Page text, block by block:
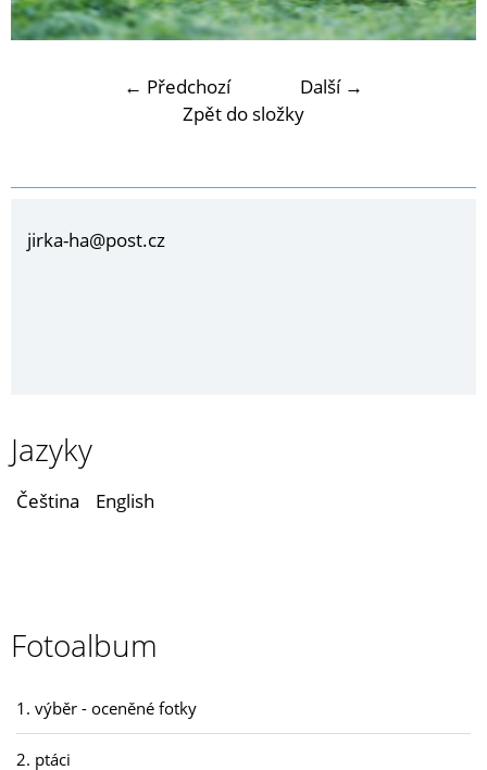
← Předchozí
Další →
Zpět do složky
jirka-ha@post.cz
Jazyky
Čeština English
Fotoalbum
1. výběr - oceněné fotky
2. ptáci